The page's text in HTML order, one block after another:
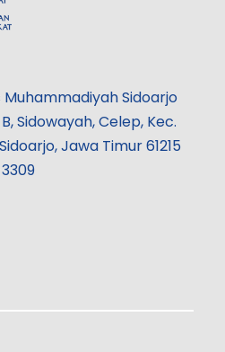
Muhammadiyah Sidoarjo
Sidowayah, Celep, Kec.
Jawa Timur 61215